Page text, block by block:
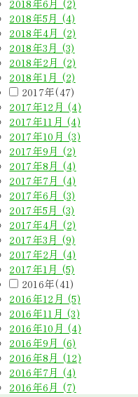
2018年6月 (2)
2018年5月 (4)
2018年4月 (2)
2018年3月 (3)
2018年2月 (2)
2018年1月 (2)
2017年(47)
2017年12月 (4)
2017年11月 (4)
2017年10月 (3)
2017年9月 (2)
2017年8月 (4)
2017年7月 (4)
2017年6月 (3)
2017年5月 (3)
2017年4月 (2)
2017年3月 (9)
2017年2月 (4)
2017年1月 (5)
2016年(41)
2016年12月 (5)
2016年11月 (3)
2016年10月 (4)
2016年9月 (6)
2016年8月 (12)
2016年7月 (4)
2016年6月 (7)